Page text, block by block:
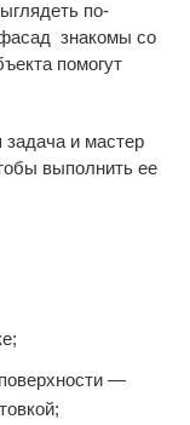
по-
знакомы со
помогут
и мастер
выполнить ее
—